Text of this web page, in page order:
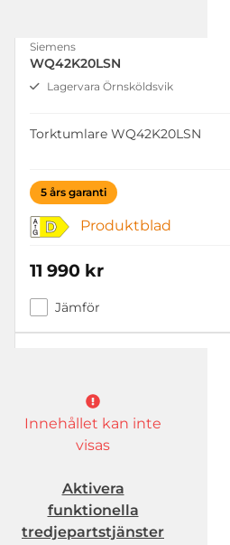
Siemens
WQ42K20LSN
Lagervara Örnsköldsvik
Torktumlare WQ42K20LSN
5 års garanti
D Produktblad
11 990 kr
Jämför
Innehållet kan inte
visas
Aktivera
funktionella
tredjepartstjänster